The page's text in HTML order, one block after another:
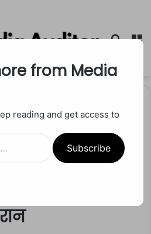
Search
की उम्र बढ़ने
from Media
reading and get access to
Subscribe